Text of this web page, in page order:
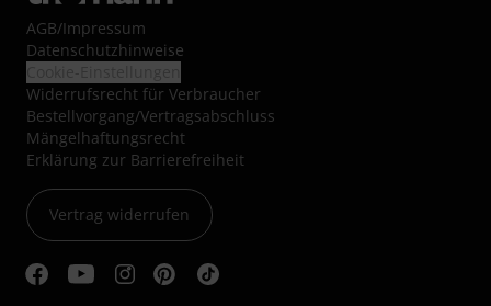
AGB/Impressum
Datenschutzhinweise
Widerrufsrecht für Verbraucher
Bestellvorgang/Vertragsabschluss
Mängelhaftungsrecht
Erklärung zur Barrierefreiheit
Vertrag widerrufen